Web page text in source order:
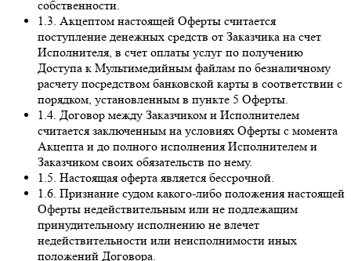
собственности.
1.3. Акцептом настоящей Оферты считается
поступление денежных средств от Заказчика на счет
Исполнителя, в счет оплаты услуг по получению
Доступа к Мультимедийным файлам по безналичному
расчету посредством банковской карты в соответствии с
порядком, установленным в пункте 5 Оферты.
1.4. Договор между Заказчиком и Исполнителем
считается заключенным на условиях Оферты с момента
Акцепта и до полного исполнения Исполнителем и
Заказчиком своих обязательств по нему.
1.5. Настоящая оферта является бессрочной.
1.6. Признание судом какого-либо положения настоящей
Оферты недействительным или не подлежащим
принудительному исполнению не влечет
недействительности или неисполнимости иных
положений Договора.